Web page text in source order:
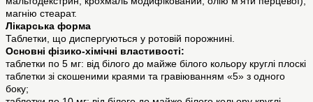
магнію стеарат.
Лікарська форма
Таблетки, що диспергуються у ротовій порожнині.
Основні фізико-хімічні властивості:
таблетки по 5 мг: від білого до майже білого кольору круглі плоскі
таблетки зі скошеними краями та гравіюванням «5» з одного
боку;